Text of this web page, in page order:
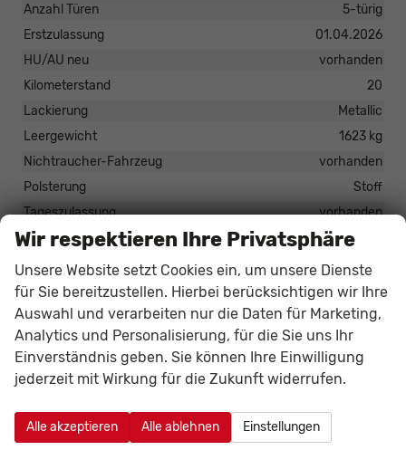
Anzahl Türen
5-türig
Erstzulassung
01.04.2026
HU/AU neu
vorhanden
Kilometerstand
20
Lackierung
Metallic
Leergewicht
1623 kg
Nichtraucher-Fahrzeug
vorhanden
Polsterung
Stoff
Tageszulassung
vorhanden
Zustand
unfallfrei
Zustand, Beschaffenheit
Scheckheftgepflegt
Zustand, Fahrfähigkeit
fahrtauglich
34.409,– €
Gesamtpreis
33.349,– €
Wir respektieren Ihre Privatsphäre
Unsere Website setzt Cookies ein, um unsere Dienste
für Sie bereitzustellen. Hierbei berücksichtigen wir Ihre
Auswahl und verarbeiten nur die Daten für Marketing,
Analytics und Personalisierung, für die Sie uns Ihr
Einverständnis geben. Sie können Ihre Einwilligung
jederzeit mit Wirkung für die Zukunft widerrufen.
Alle akzeptieren Alle ablehnen Einstellungen